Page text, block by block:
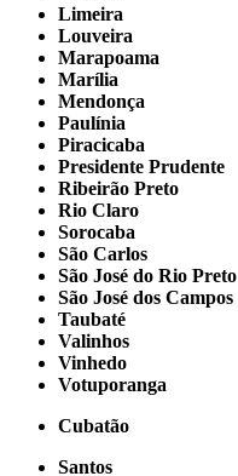
Limeira
Louveira
Marapoama
Marília
Mendonça
Paulínia
Piracicaba
Presidente Prudente
Ribeirão Preto
Rio Claro
Sorocaba
São Carlos
São José do Rio Preto
São José dos Campos
Taubaté
Valinhos
Vinhedo
Votuporanga
Cubatão
Santos